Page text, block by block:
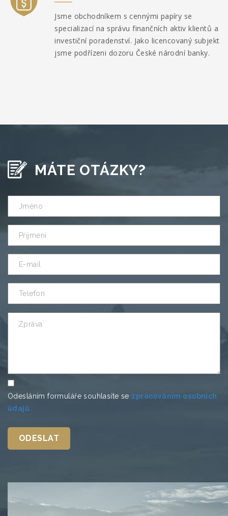
Jsme obchodníkem s cennými papíry se
specializací na správu finančních aktiv klientů a
investiční poradenství. Jako licencovaný subjekt
jsme podřízeni dozoru České národní banky.
MÁTE OTÁZKY?
Odesláním formuláře souhlasíte se zpracováním osobních
ůdajů.
ODESLAT